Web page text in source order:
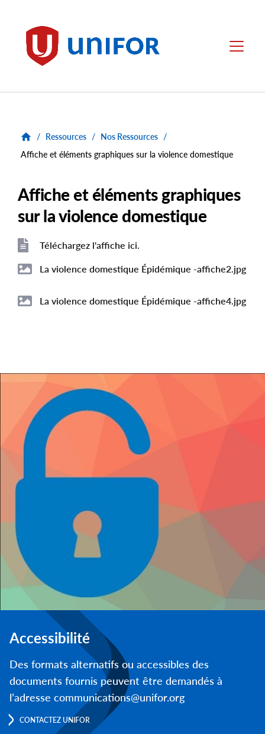
Unifor Menu
/ Ressources / Nos Ressources /
Affiche et éléments graphiques sur la violence domestique
Affiche et éléments graphiques
sur la violence domestique
File
File
Téléchargez l'affiche ici.
La violence domestique Épidémique -affiche2.jpg
La violence domestique Épidémique -affiche4.jpg
Accessibilité
Des formats alternatifs ou accessibles des
documents fournis peuvent être demandés à
l’adresse communications@unifor.org
CONTACTEZ UNIFOR